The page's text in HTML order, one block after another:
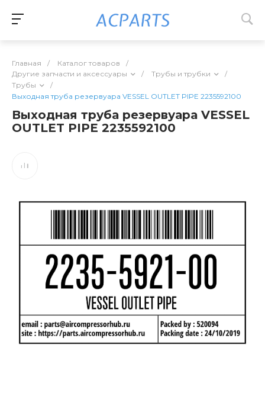
Главная / Каталог товаров
/
Другие запчасти и аксессуары
/ Трубы и трубки
/
Трубы
/
Выходная труба резервуара VESSEL OUTLET PIPE 2235592100
Выходная труба резервуара VESSEL
OUTLET PIPE 2235592100